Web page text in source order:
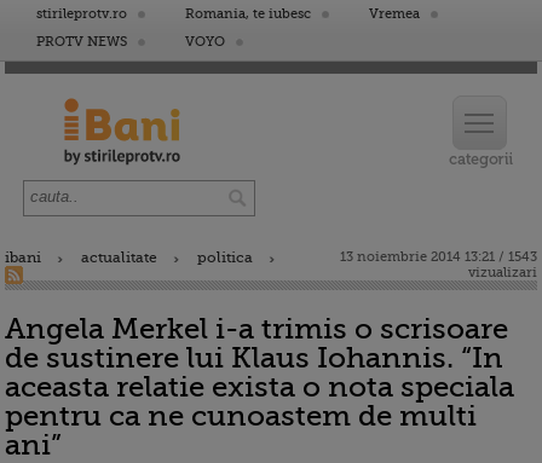
stirileprotv.ro Romania, te iubesc
Vremea
PROTV NEWS
VOYO
ibani actualitate politica
13 noiembrie 2014 13:21 / 1543
vizualizari
Angela Merkel i-a trimis o scrisoare
de sustinere lui Klaus Iohannis. “In
aceasta relatie exista o nota speciala
pentru ca ne cunoastem de multi
ani”